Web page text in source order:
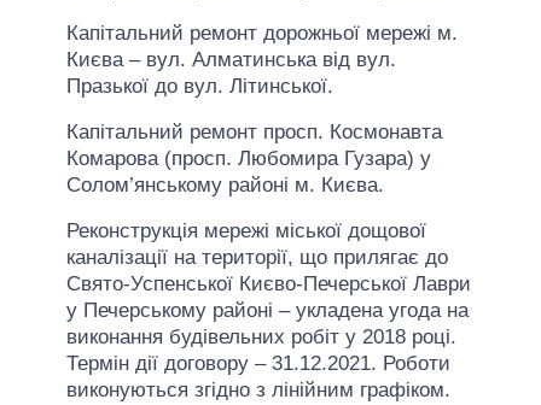
Капітальний ремонт дорожньої мережі м.
Києва – вул. Алматинська від вул.
Празької до вул. Літинської.
Капітальний ремонт просп. Космонавта
Комарова (просп. Любомира Гузара) у
Солом’янському районі м. Києва.
Реконструкція мережі міської дощової
каналізації на території, що прилягає до
Свято-Успенської Києво-Печерської Лаври
у Печерському районі – укладена угода на
виконання будівельних робіт у 2018 році.
Термін дії договору – 31.12.2021. Роботи
виконуються згідно з лінійним графіком.